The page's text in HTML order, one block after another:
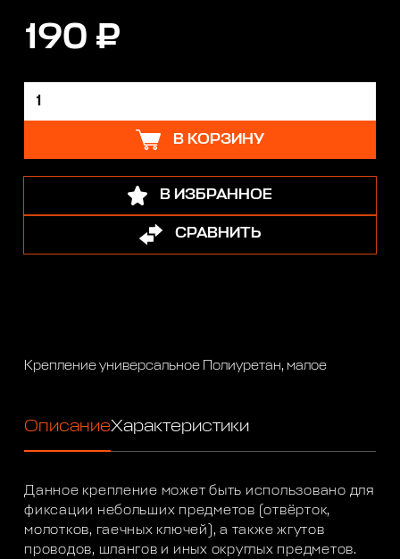
190 ₽
В КОРЗИНУ
В ИЗБРАННОЕ
СРАВНИТЬ
Крепление универсальное Полиуретан, малое
ОписаниеХарактеристики
Данное крепление может быть использовано для
фиксации небольших предметов (отвёрток,
молотков, гаечных ключей), а также жгутов
проводов, шлангов и иных округлых предметов.